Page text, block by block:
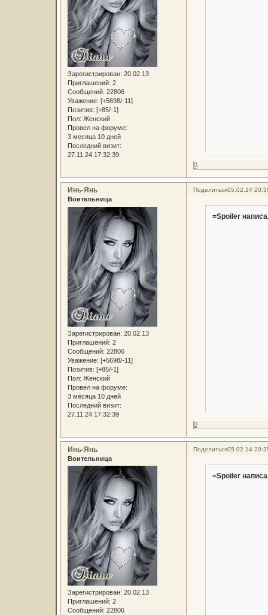
Зарегистрирован: 20.02.13
Приглашений: 2
Сообщений: 22806
Уважение: [+5698/-11]
Позитив: [+85/-1]
Пол: Женский
Провел на форуме:
3 месяца 10 дней
Последний визит:
27.11.24 17:32:39
0
Поделиться05.02.14
Инь-Янь
Воительница
Зарегистрирован: 20.02.13
Приглашений: 2
Сообщений: 22806
Уважение: [+5698/-11]
Позитив: [+85/-1]
Пол: Женский
Провел на форуме:
3 месяца 10 дней
Последний визит:
27.11.24 17:32:39
=Spoiler
0
Поделиться05.02.14
Инь-Янь
Воительница
Зарегистрирован: 20.02.13
Приглашений: 2
Сообщений: 22806
=Spoiler